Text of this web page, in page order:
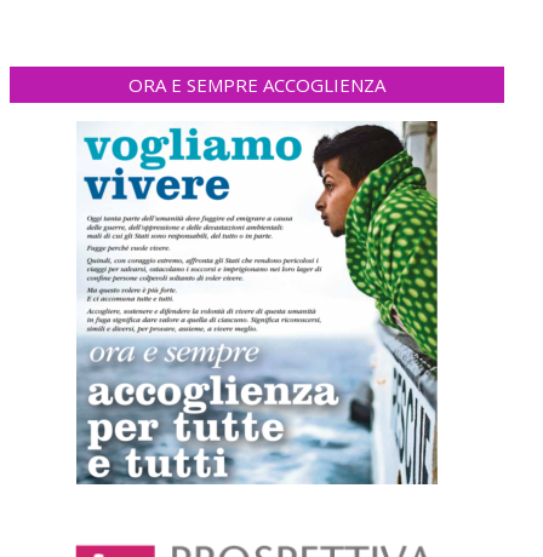
ORA E SEMPRE ACCOGLIENZA